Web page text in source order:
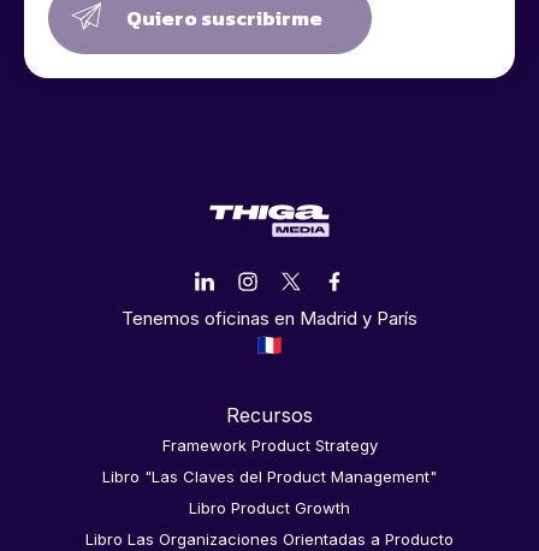
Quiero suscribirme
Tenemos oficinas en Madrid y París
Recursos
Framework Product Strategy
Libro "Las Claves del Product Management"
Libro Product Growth
Libro Las Organizaciones Orientadas a Producto